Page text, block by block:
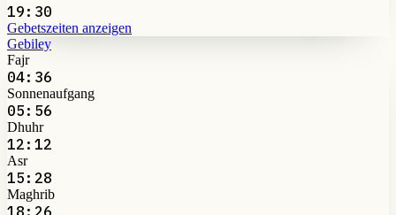
19:30
Gebetszeiten anzeigen
Gebiley
Fajr
04:36
Sonnenaufgang
05:56
Dhuhr
12:12
Asr
15:28
Maghrib
18:26